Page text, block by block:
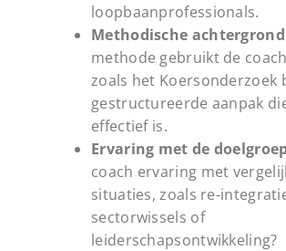
loopbaanprofessionals.
Methodische
methode gebruikt de
zoals het Koersonderzoek
gestructureerde aanpak
effectief is.
Ervaring met de
coach ervaring met
situaties, zoals re-
sectorwissels of
leiderschapsontwikkeling?